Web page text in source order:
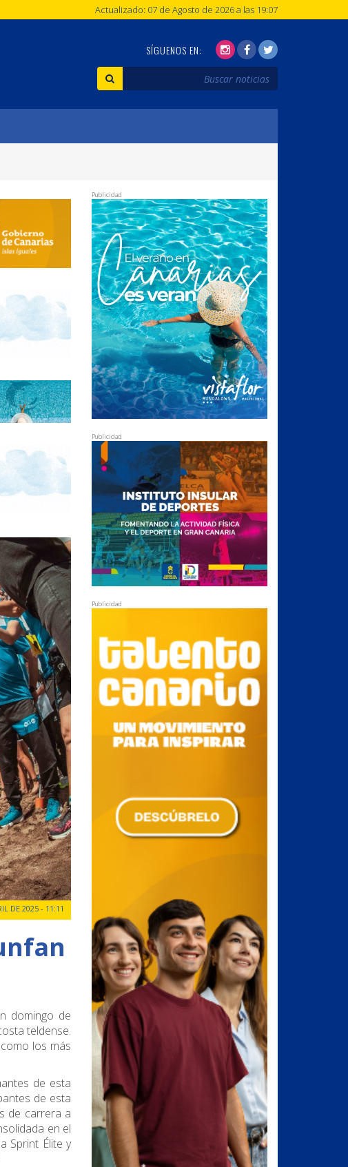
Actualizado: 07 de Agosto de 2026 a las 19:07
SÍGUENOS EN:
DE 2025 - 11:11
domingo de
teldense.
los más
de esta
de esta
de carrera a
en el
Sprint Élite y
Publicidad
Publicidad
Publicidad